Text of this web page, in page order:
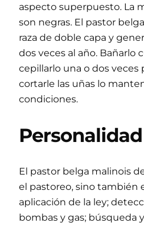
aspecto superpuesto. La
son negras. El pastor
raza de doble capa y
dos veces al año. Bañarlo
cepillarlo una o dos veces
cortarle las uñas lo
condiciones.
Personalidad
El pastor belga malinois
el pastoreo, sino también
aplicación de la ley;
bombas y gas; búsqueda